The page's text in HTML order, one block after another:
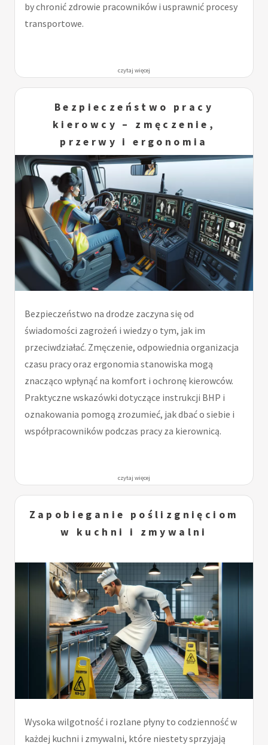
by chronić zdrowie pracowników i usprawnić procesy
transportowe.
czytaj więcej
Bezpieczeństwo pracy
kierowcy – zmęczenie,
przerwy i ergonomia
Bezpieczeństwo na drodze zaczyna się od
świadomości zagrożeń i wiedzy o tym, jak im
przeciwdziałać. Zmęczenie, odpowiednia organizacja
czasu pracy oraz ergonomia stanowiska mogą
znacząco wpłynąć na komfort i ochronę kierowców.
Praktyczne wskazówki dotyczące instrukcji BHP i
oznakowania pomogą zrozumieć, jak dbać o siebie i
współpracowników podczas pracy za kierownicą.
czytaj więcej
Zapobieganie poślizgnięciom
w kuchni i zmywalni
Wysoka wilgotność i rozlane płyny to codzienność w
każdej kuchni i zmywalni, które niestety sprzyjają